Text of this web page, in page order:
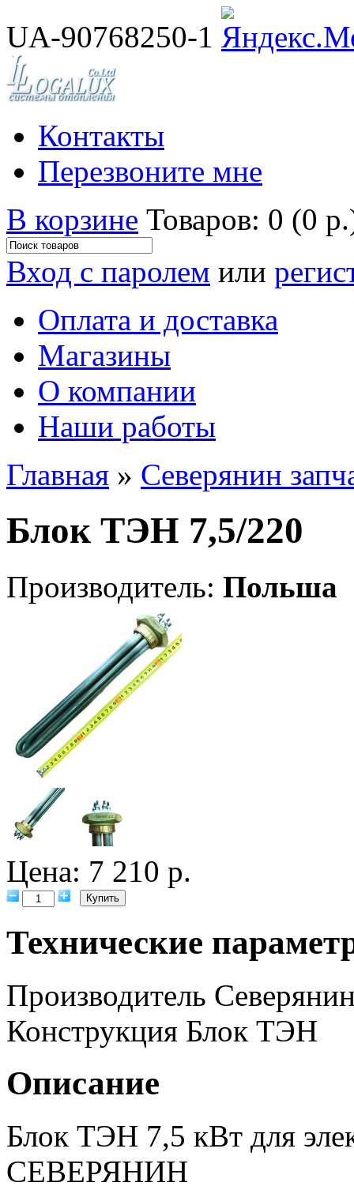
UA-90768250-1
Контакты
Перезвоните мне
В корзине Товаров: 0 (0
Вход с паролем или
Оплата и доставка
Магазины
О компании
Наши работы
Главная » Северянин
Блок ТЭН 7,5/220
Производитель: Польша
Цена: 7 210 р.
Технические
Производитель
Конструкция Блок ТЭН
Описание
Блок ТЭН 7,5 кВт для
СЕВЕРЯНИН